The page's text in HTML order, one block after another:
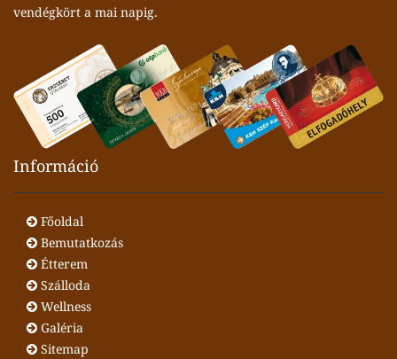
vendégkört a mai napig.
Információ
Főoldal
Bemutatkozás
Étterem
Szálloda
Wellness
Galéria
Sitemap